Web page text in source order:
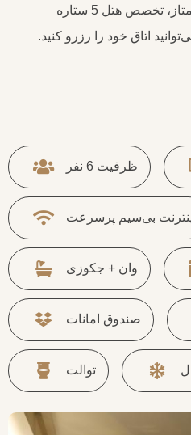
ارائه خدمات رفاهی و اقامتی ممتاز، تخصص هتل 5 ستاره
اتاق خود را رزرو کنید.
ظرفیت 6 نفر
بی‌سیم پرسرعت
وان + جکوزی
صندوق امانات
توالت